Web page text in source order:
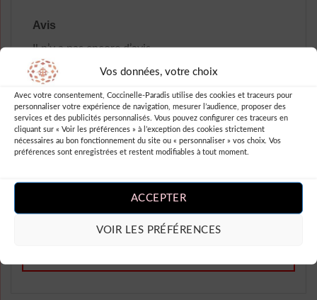
Vos données, votre choix
Avec votre consentement, Coccinelle-Paradis utilise des cookies et traceurs pour
personnaliser votre expérience de navigation, mesurer l’audience, proposer des
services et des publicités personnalisés. Vous pouvez configurer ces traceurs en
cliquant sur « Voir les préférences » à l’exception des cookies strictement
nécessaires au bon fonctionnement du site ou « personnaliser » vos choix. Vos
préférences sont enregistrées et restent modifiables à tout moment.
ACCEPTER
VOIR LES PRÉFÉRENCES
Avis
Il n’y a pas encore d’avis.
Soyez le premier à laisser votre avis
sur “Robe D Ete A Pois Tenue
Vous devez êtreconnectépour publier